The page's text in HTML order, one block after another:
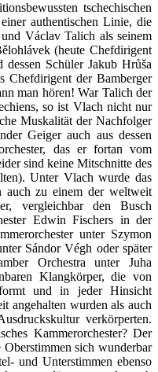
tschechischen
authentischen Linie, die
Václav Talich als seinem
(heute Chefdirigent
dessen Schüler Jakub Hrůša
Chefdirigent der Bamberger
man hören! War Talich der
so ist Vlach nicht nur
Muskalität der Nachfolger
Geiger auch aus dessen
das er fortan vom
sind keine Mitschnitte des
Unter Vlach wurde das
auch zu einem der weltweit
vergleichbar den Busch
Edwin Fischers in der
unter Szymon
Sándor Végh oder später
Orchestra unter Juha
Klangkörper, die von
und in jeder Hinsicht
angehalten wurden als auch
verkörperten.
Kammerorchester? Der
sich wunderbar
und Unterstimmen ebenso